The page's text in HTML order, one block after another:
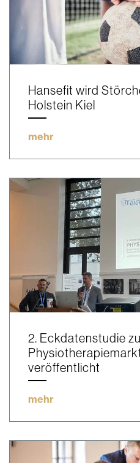
Hansefit wird
Holstein Kiel
mehr
2. Eckdatenstudie
veröffentlicht
mehr